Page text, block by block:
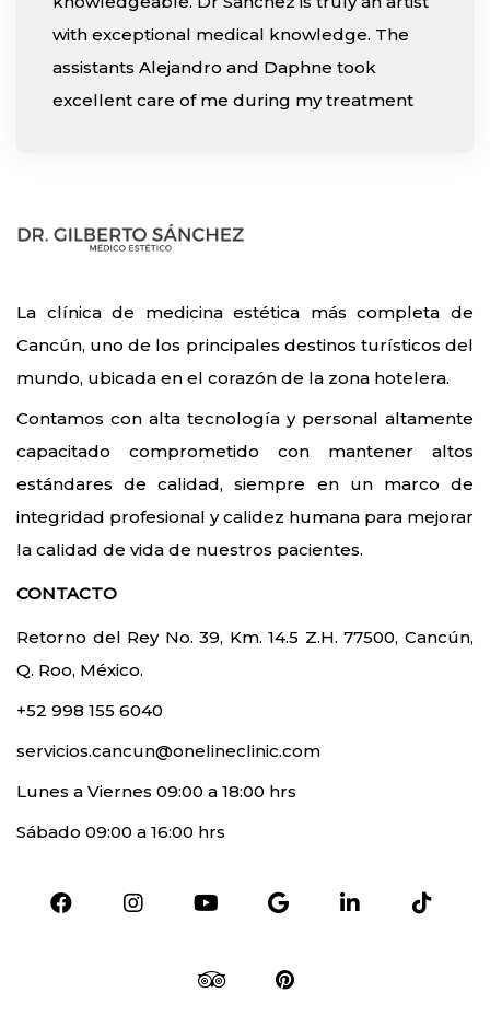
with exceptional medical knowledge. The
assistants Alejandro and Daphne took
excellent care of me during my treatment
La clínica de medicina estética más completa de
Cancún, uno de los principales destinos turísticos del
mundo, ubicada en el corazón de la zona hotelera.
Contamos con alta tecnología y personal altamente
capacitado comprometido con mantener altos
estándares de calidad, siempre en un marco de
integridad profesional y calidez humana para mejorar
la calidad de vida de nuestros pacientes.
CONTACTO
Retorno del Rey No. 39, Km. 14.5 Z.H. 77500, Cancún,
Q. Roo, México.
+52 998 155 6040
servicios.cancun@onelineclinic.com
Lunes a Viernes 09:00 a 18:00 hrs
Sábado 09:00 a 16:00 hrs